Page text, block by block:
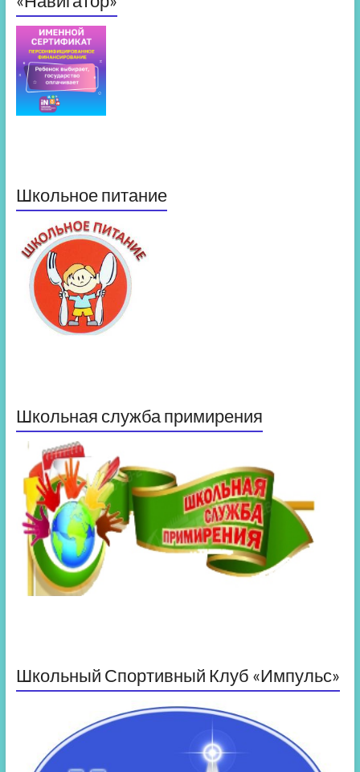
Школьное питание
Школьная служба примирения
Школьный Спортивный Клуб «Импульс»